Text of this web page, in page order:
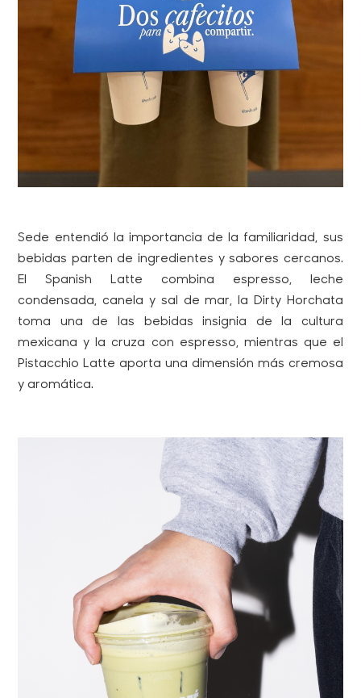
Sede entendió la importancia de la familiaridad, sus
bebidas parten de ingredientes y sabores cercanos.
El Spanish Latte combina espresso, leche
condensada, canela y sal de mar, la Dirty Horchata
toma una de las bebidas insignia de la cultura
mexicana y la cruza con espresso, mientras que el
Pistacchio Latte aporta una dimensión más cremosa
y aromática.